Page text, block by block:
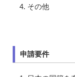
その他
申請要件